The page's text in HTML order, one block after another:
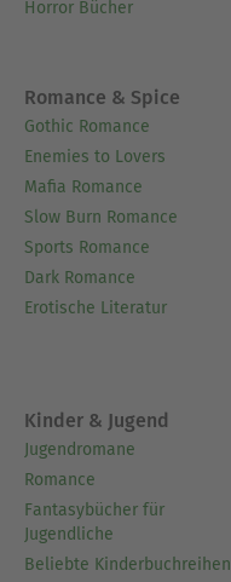
Horror Bücher
Romance & Spice
Gothic Romance
Enemies to Lovers
Mafia Romance
Slow Burn Romance
Sports Romance
Dark Romance
Erotische Literatur
Kinder & Jugend
Jugendromane
Romance
Fantasybücher für
Jugendliche
Beliebte Kinderbuchreihen